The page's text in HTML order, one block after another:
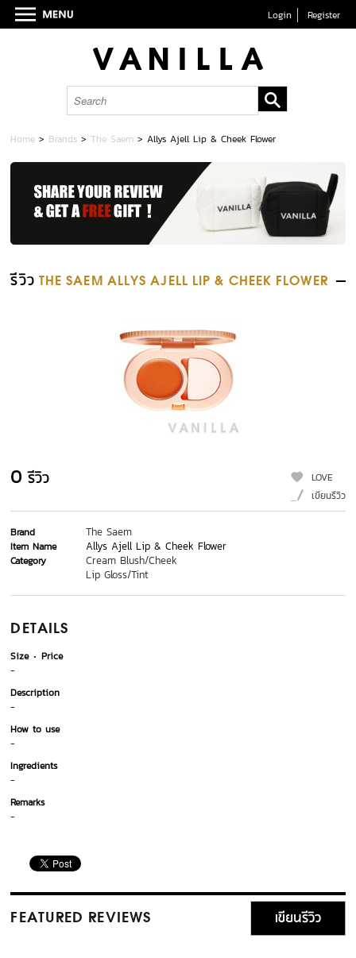
Login Register
Home > Brands >The Saem >Allys Ajell Lip & Cheek Flower
รีวิว THE SAEM ALLYS AJELL LIP & CHEEK FLOWER
0 รีวิว
LOVE
เขียนรีวิว
Brand The Saem
Item Name Allys Ajell Lip & Cheek Flower
Category
Cream Blush/Cheek
Lip Gloss/Tint
DETAILS
Size
Price
-
Description
-
How to use
-
Ingredients
-
Remarks
-
FEATURED REVIEWS เขียนรีวิว